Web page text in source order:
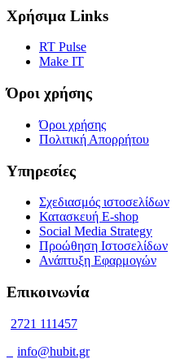
Χρήσιμα Links
RT Pulse
Make IT
Όροι χρήσης
Όροι χρήσης
Πολιτική Απορρήτου
Υπηρεσίες
Σχεδιασμός ιστοσελίδων
Κατασκευή E-shop
Social Media Strategy
Προώθηση Ιστοσελίδων
Ανάπτυξη Εφαρμογών
Επικοινωνία
2721 111457
info@hubit.gr